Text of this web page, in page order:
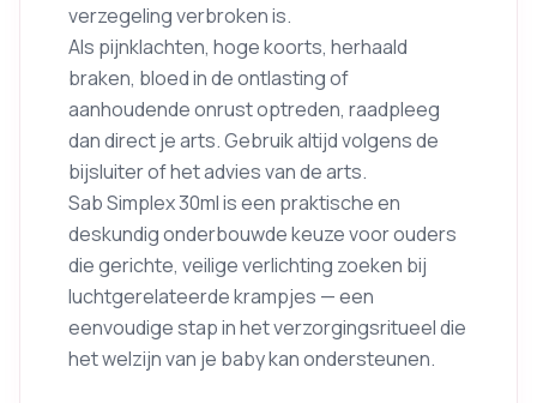
verzegeling verbroken is.
Als pijnklachten, hoge koorts, herhaald
braken, bloed in de ontlasting of
aanhoudende onrust optreden, raadpleeg
dan direct je arts. Gebruik altijd volgens de
bijsluiter of het advies van de arts.
Sab Simplex 30ml is een praktische en
deskundig onderbouwde keuze voor ouders
die gerichte, veilige verlichting zoeken bij
luchtgerelateerde krampjes — een
eenvoudige stap in het verzorgingsritueel die
het welzijn van je baby kan ondersteunen.